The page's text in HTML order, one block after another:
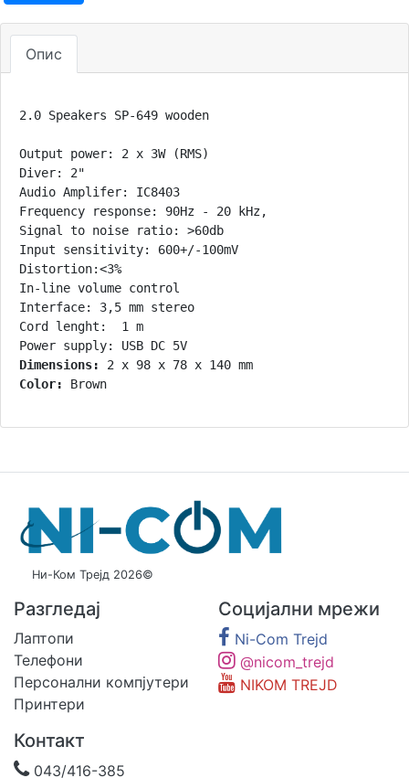
Опис
2.0 Speakers SP-649 wooden
Output power: 2 x 3W (RMS)
Diver: 2"
Audio Amplifer: IC8403
Frequency response: 90Hz - 20 kHz,
Signal to noise ratio: >60db
Input sensitivity: 600+/-100mV
Distortion:<3%
In-line volume control
Interface: 3,5 mm stereo
Cord lenght:  1 m
Dimensions:
Color:
Brown
Ни-Ком Трејд 2026©
Разгледај
Лаптопи
Телефони
Персонални компјутери
Принтери
Социјални мрежи
Ni-Com Trejd
@nicom_trejd
NIKOM TREJD
Контакт
043/416-385